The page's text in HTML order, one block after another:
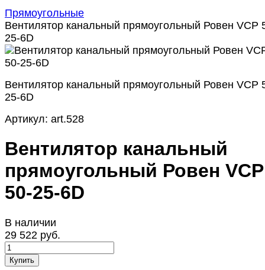
Прямоугольные
Вентилятор канальный прямоугольный Ровен VCP
25-6D
Вентилятор канальный прямоугольный Ровен VCP
25-6D
Артикул: art.528
Вентилятор канальный
прямоугольный Ровен VCP
50-25-6D
В наличии
29 522 руб.
Купить